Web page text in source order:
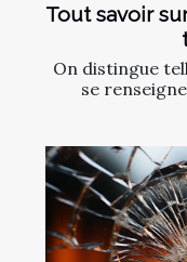
Tout savoir
On distingue
se